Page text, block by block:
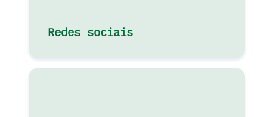
Redes sociais